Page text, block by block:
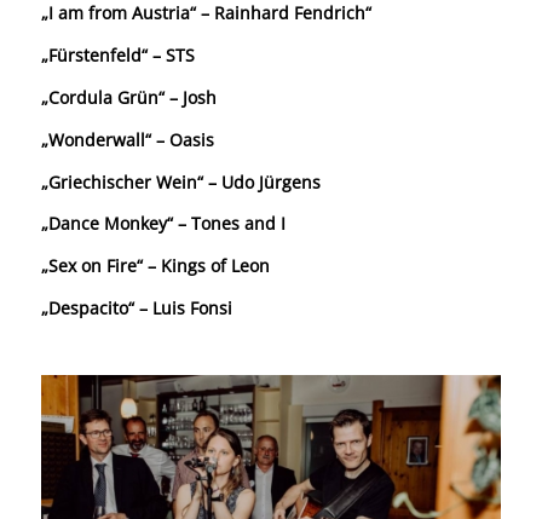
„I am from Austria“ – Rainhard Fendrich“
„Fürstenfeld“ – STS
„Cordula Grün“ – Josh
„Wonderwall“ – Oasis
„Griechischer Wein“ – Udo Jürgens
„Dance Monkey“ – Tones and I
„Sex on Fire“ – Kings of Leon
„Despacito“ – Luis Fonsi